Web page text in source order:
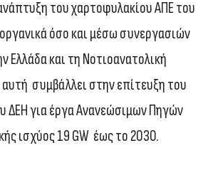
του χαρτοφυλακίου ΑΠΕ του
όσο και μέσω συνεργασιών
Ελλάδα και τη Νοτιοανατολική
συμβάλλει στην επίτευξη του
ΔΕΗ για έργα Ανανεώσιμων Πηγών
ισχύος 19 GW έως το 2030.